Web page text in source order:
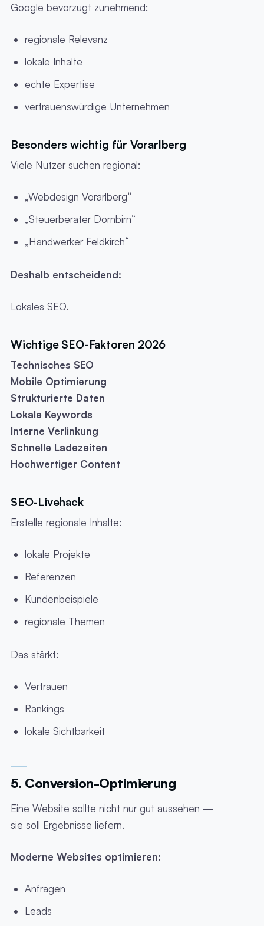
Google bevorzugt zunehmend:
regionale Relevanz
lokale Inhalte
echte Expertise
vertrauenswürdige Unternehmen
Besonders wichtig für Vorarlberg
Viele Nutzer suchen regional:
„Webdesign Vorarlberg“
„Steuerberater Dornbirn“
„Handwerker Feldkirch“
Deshalb entscheidend:
Lokales SEO.
Wichtige SEO-Faktoren 2026
Technisches SEO
Mobile Optimierung
Strukturierte Daten
Lokale Keywords
Interne Verlinkung
Schnelle Ladezeiten
Hochwertiger Content
SEO-Livehack
Erstelle regionale Inhalte:
lokale Projekte
Referenzen
Kundenbeispiele
regionale Themen
Das stärkt:
Vertrauen
Rankings
lokale Sichtbarkeit
5. Conversion-Optimierung
Eine Website sollte nicht nur gut aussehen —
sie soll Ergebnisse liefern.
Moderne Websites optimieren:
Anfragen
Leads